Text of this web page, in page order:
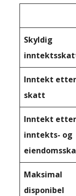
Skyldig
Inntekt etter
skatt
Inntekt etter
inntekts- og
Maksimal
disponibel